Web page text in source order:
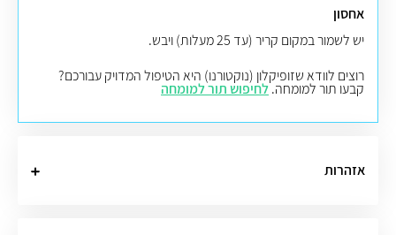
אחסון
יש לשמור במקום קריר (עד 25 מעלות) ויבש.
רוצים לוודא שזופיקלון (נוקטורנו) היא הטיפול המדויק עבורכם?
קבעו תור למומחה.לחיפוש תור למומחה
אזהרות